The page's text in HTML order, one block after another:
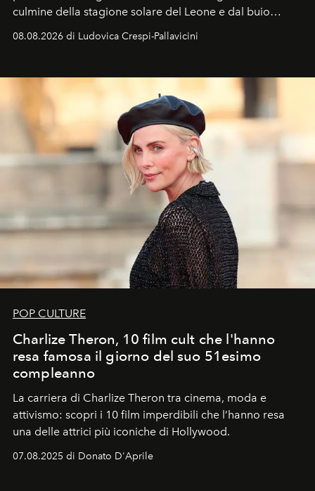
culmine della stagione solare del Leone e dal buio
favorevole della Luna nuova in Leone del 12 agosto,
ideale per la notte delle Perseidi.
08.08.2026 di Ludovica Crespi-Pallavicini
POP CULTURE
Charlize Theron, 10 film cult che l'hanno
resa famosa il giorno del suo 51esimo
compleanno
La carriera di Charlize Theron tra cinema, moda e
attivismo: scopri i 10 film imperdibili che l’hanno resa
una delle attrici più iconiche di Hollywood.
07.08.2025 di Donato D'Aprile